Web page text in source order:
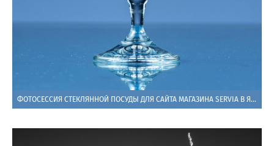
ФОТОСЕССИЯ СТЕКЛЯННОЙ ПОСУДЫ ДЛЯ САЙТА МАГАЗИНА SERVIA В ЯЛТЕ